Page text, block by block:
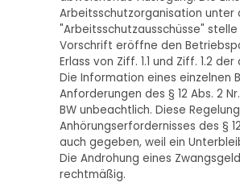
Arbeitsschutzorganisation unter
"Arbeitsschutzausschüsse" stelle
Vorschrift eröffne den
Erlass von Ziff. 1.1 und Ziff. 1.2
Die Information eines einzelnen
Anforderungen des § 12 Abs. 2
BW unbeachtlich. Diese
Anhörungserfordernisses des §
auch gegeben, weil ein
Die Androhung eines
rechtmäßig.